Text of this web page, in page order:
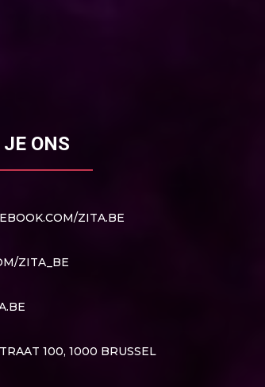
ONS
ZITA.BE
ZITA_BE
100, 1000 BRUSSEL